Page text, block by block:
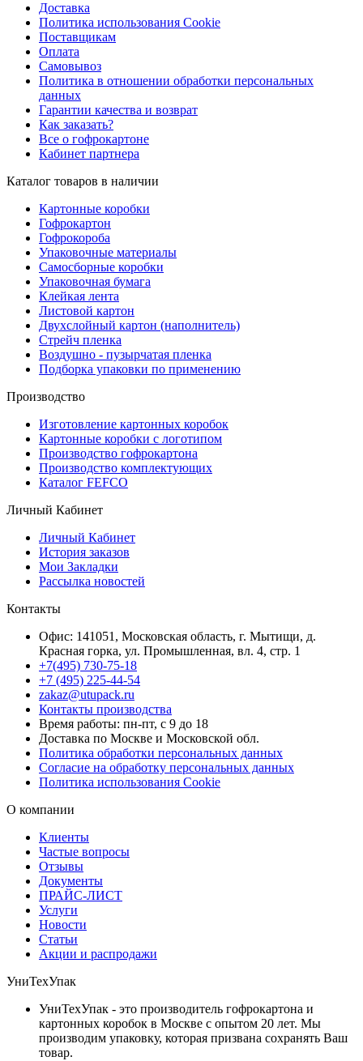
Доставка
Политика использования Cookie
Поставщикам
Оплата
Самовывоз
Политика в отношении обработки персональных
данных
Гарантии качества и возврат
Как заказать?
Все о гофрокартоне
Кабинет партнера
Каталог товаров в наличии
Картонные коробки
Гофрокартон
Гофрокороба
Упаковочные материалы
Самосборные коробки
Упаковочная бумага
Клейкая лента
Листовой картон
Двухслойный картон (наполнитель)
Стрейч пленка
Воздушно - пузырчатая пленка
Подборка упаковки по применению
Производство
Изготовление картонных коробок
Картонные коробки с логотипом
Производство гофрокартона
Производство комплектующих
Каталог FEFCO
Личный Кабинет
Личный Кабинет
История заказов
Мои Закладки
Рассылка новостей
Контакты
Офис: 141051, Московская область, г. Мытищи, д.
Красная горка, ул. Промышленная, вл. 4, стр. 1
+7(495) 730-75-18
+7 (495) 225-44-54
zakaz@utupack.ru
Контакты производства
Время работы: пн-пт, с 9 до 18
Доставка по Москве и Московской обл.
Политика обработки персональных данных
Согласие на обработку персональных данных
Политика использования Cookie
О компании
Клиенты
Частые вопросы
Отзывы
Документы
ПРАЙС-ЛИСТ
Услуги
Новости
Статьи
Акции и распродажи
УниТехУпак
УниТехУпак - это производитель гофрокартона и
картонных коробок в Москве с опытом 20 лет. Мы
производим упаковку, которая призвана сохранять Ваш
товар.